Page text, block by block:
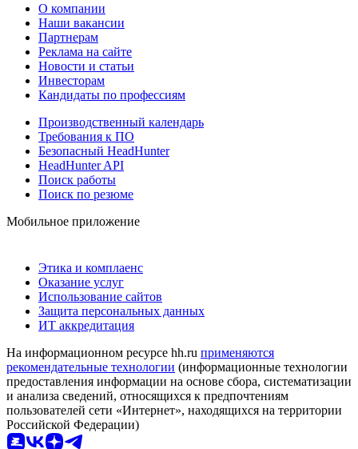
О компании
Наши вакансии
Партнерам
Реклама на сайте
Новости и статьи
Инвесторам
Кандидаты по профессиям
Производственный календарь
Требования к ПО
Безопасный HeadHunter
HeadHunter API
Поиск работы
Поиск по резюме
Мобильное приложение
Этика и комплаенс
Оказание услуг
Использование сайтов
Защита персональных данных
ИТ аккредитация
На информационном ресурсе hh.ru применяются
рекомендательные технологии (информационные технологии
предоставления информации на основе сбора, систематизации
и анализа сведений, относящихся к предпочтениям
пользователей сети «Интернет», находящихся на территории
Российской Федерации)